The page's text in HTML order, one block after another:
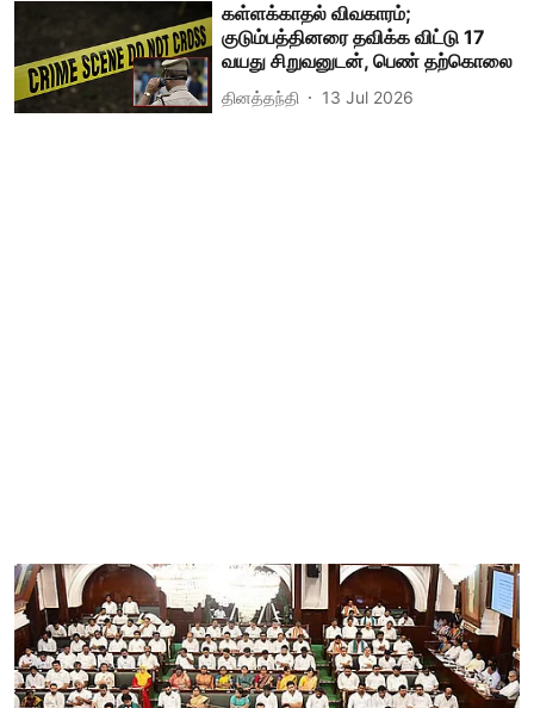
கள்ளக்காதல் விவகாரம்;
குடும்பத்தினரை தவிக்க விட்டு 17
வயது சிறுவனுடன், பெண் தற்கொலை
தினத்தந்தி 13 Jul 2026